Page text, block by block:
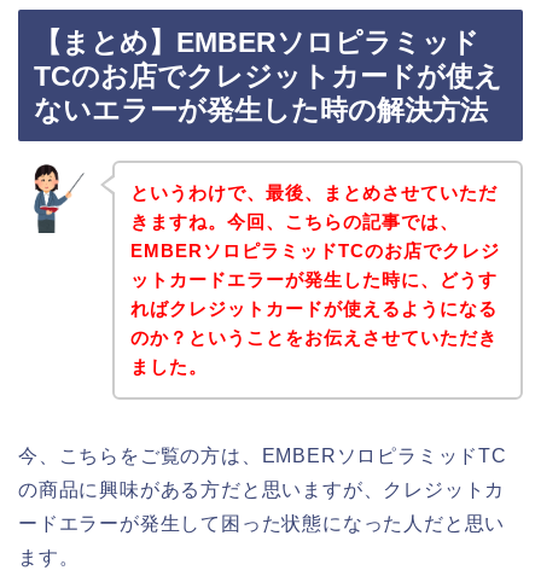
【まとめ】EMBERソロピラミッド
TCのお店でクレジットカードが使え
ないエラーが発生した時の解決方法
というわけで、最後、まとめさせていただ
きますね。今回、こちらの記事では、
EMBERソロピラミッドTCのお店でクレジ
ットカードエラーが発生した時に、どうす
ればクレジットカードが使えるようになる
のか？ということをお伝えさせていただき
ました。
今、こちらをご覧の方は、EMBERソロピラミッドTC
の商品に興味がある方だと思いますが、クレジットカ
ードエラーが発生して困った状態になった人だと思い
ます。